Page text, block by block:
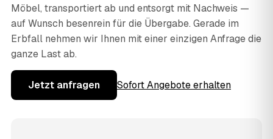
Möbel, transportiert ab und entsorgt mit Nachweis —
auf Wunsch besenrein für die Übergabe. Gerade im
Erbfall nehmen wir Ihnen mit einer einzigen Anfrage die
ganze Last ab.
Jetzt anfragen Sofort Angebote erhalten